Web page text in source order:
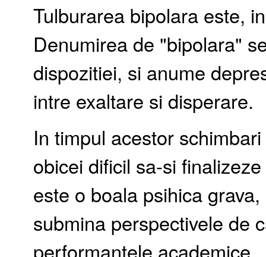
Tulburarea bipolara este,
Denumirea de "bipolara"
dispozitiei, si anume
intre exaltare si disperare.
In timpul acestor
obicei dificil sa-si
este o boala psihica
submina perspectivele de
performantele academice.